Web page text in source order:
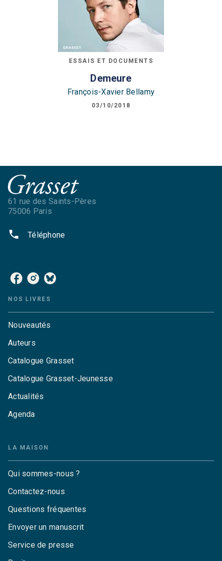
ESSAIS ET DOCUMENTS
Demeure
François-Xavier Bellamy
03/10/2018
61 rue des Saints-Pères
75006 Paris
phone Téléphone
NOS LIVRES
Nouveautés
Auteurs
Catalogue Grasset
Catalogue Grasset-Jeunesse
Actualités
Agenda
LA MAISON
Qui sommes-nous ?
Contactez-nous
Questions fréquentes
Envoyer un manuscrit
Service de presse